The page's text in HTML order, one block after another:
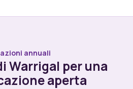
annuali
Warrigal per una
aperta